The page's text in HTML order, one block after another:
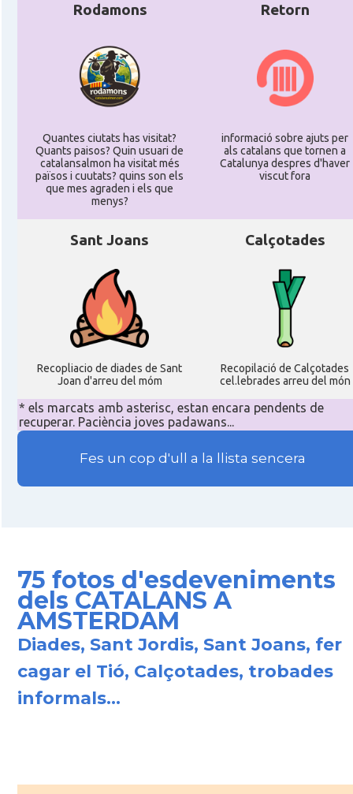
Rodamons
Quantes ciutats has visitat?
Quants paisos? Quin usuari de
catalansalmon ha visitat més
països i cuutats? quins son els
que mes agraden i els que
menys?
Retorn
informació sobre ajuts per
als catalans que tornen a
Catalunya despres d'haver
viscut fora
Sant Joans
Recopliacio de diades de Sant
Joan d'arreu del móm
Calçotades
Recopilació de Calçotades
cel.lebrades arreu del món
* els marcats amb asterisc, estan encara pendents de
recuperar. Paciència joves padawans...
Fes un cop d'ull a la llista sencera
75 fotos d'esdeveniments
dels CATALANS A
AMSTERDAM
Diades, Sant Jordis, Sant Joans, fer
cagar el Tió, Calçotades, trobades
informals...